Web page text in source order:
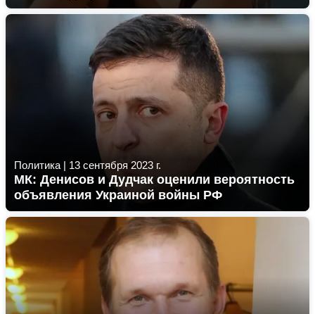
Политика | 13 сентября 2023 г.
МК: Денисов и Дудчак оценили вероятность
объявления Украиной войны РФ